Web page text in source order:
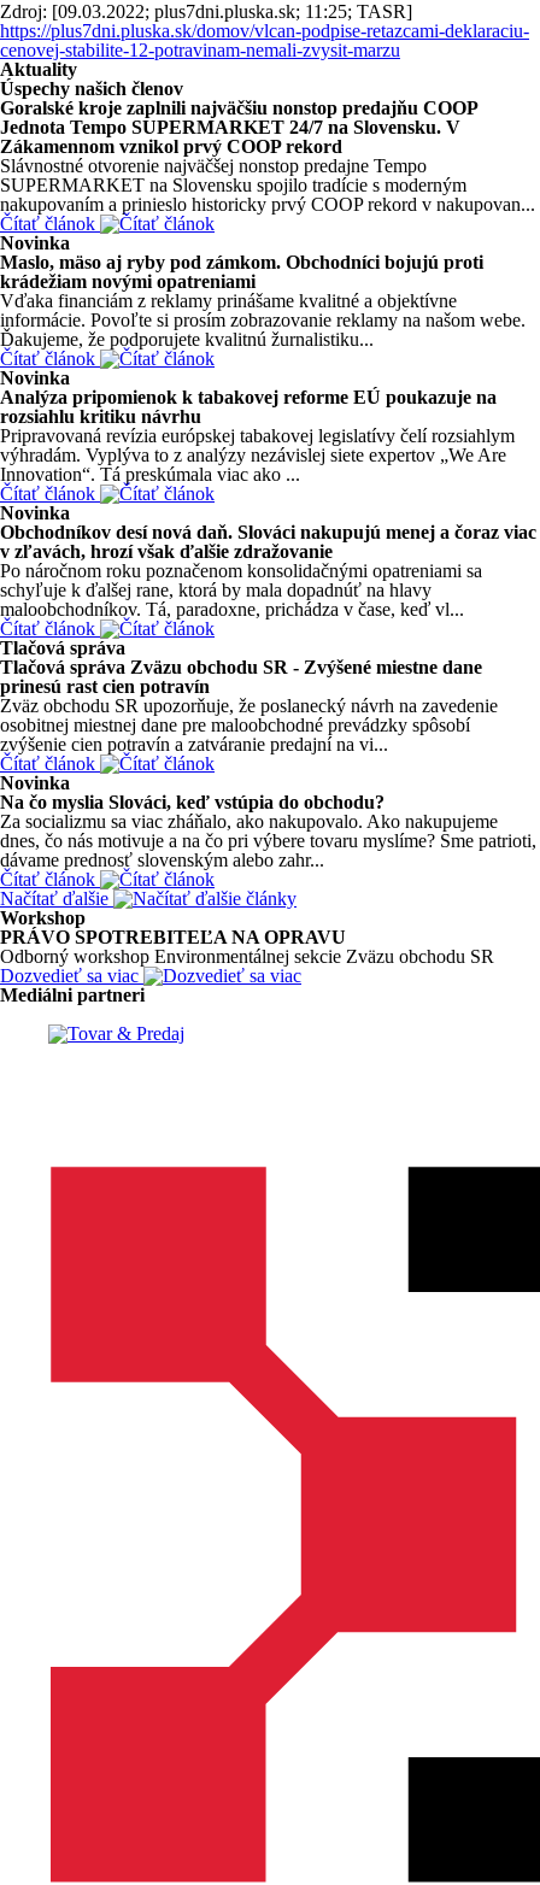
Zdroj: [09.03.2022; plus7dni.pluska.sk; 11:25; TASR]
https://plus7dni.pluska.sk/domov/vlcan-podpise-retazcami-deklaraciu-
cenovej-stabilite-12-potravinam-nemali-zvysit-marzu
Aktuality
Úspechy našich členov
Goralské kroje zaplnili najväčšiu nonstop predajňu COOP
Jednota Tempo SUPERMARKET 24/7 na Slovensku. V
Zákamennom vznikol prvý COOP rekord
Slávnostné otvorenie najväčšej nonstop predajne Tempo
SUPERMARKET na Slovensku spojilo tradície s moderným
nakupovaním a prinieslo historicky prvý COOP rekord v nakupovan...
Čítať článok
Novinka
Maslo, mäso aj ryby pod zámkom. Obchodníci bojujú proti
krádežiam novými opatreniami
Vďaka financiám z reklamy prinášame kvalitné a objektívne
informácie. Povoľte si prosím zobrazovanie reklamy na našom webe.
Ďakujeme, že podporujete kvalitnú žurnalistiku...
Čítať článok
Novinka
Analýza pripomienok k tabakovej reforme EÚ poukazuje na
rozsiahlu kritiku návrhu
Pripravovaná revízia európskej tabakovej legislatívy čelí rozsiahlym
výhradám. Vyplýva to z analýzy nezávislej siete expertov „We Are
Innovation“. Tá preskúmala viac ako ...
Čítať článok
Novinka
Obchodníkov desí nová daň. Slováci nakupujú menej a čoraz viac
v zľavách, hrozí však ďalšie zdražovanie
Po náročnom roku poznačenom konsolidačnými opatreniami sa
schyľuje k ďalšej rane, ktorá by mala dopadnúť na hlavy
maloobchodníkov. Tá, paradoxne, prichádza v čase, keď vl...
Čítať článok
Tlačová správa
Tlačová správa Zväzu obchodu SR - Zvýšené miestne dane
prinesú rast cien potravín
Zväz obchodu SR upozorňuje, že poslanecký návrh na zavedenie
osobitnej miestnej dane pre maloobchodné prevádzky spôsobí
zvýšenie cien potravín a zatváranie predajní na vi...
Čítať článok
Novinka
Na čo myslia Slováci, keď vstúpia do obchodu?
Za socializmu sa viac zháňalo, ako nakupovalo. Ako nakupujeme
dnes, čo nás motivuje a na čo pri výbere tovaru myslíme? Sme patrioti,
dávame prednosť slovenským alebo zahr...
Čítať článok
Načítať ďalšie
Workshop
PRÁVO SPOTREBITEĽA NA OPRAVU
Odborný workshop Environmentálnej sekcie Zväzu obchodu SR
Dozvedieť sa viac
Mediálni partneri